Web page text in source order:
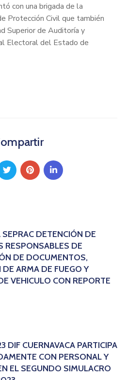
con una brigada de la
Protección Civil que también
Superior de Auditoría y
Electoral del Estado de
SEPRAC DETENCIÓN DE
RESPONSABLES DE
DE DOCUMENTOS,
ARMA DE FUEGO Y
VEHICULO CON REPORTE
DIF CUERNAVACA PARTICIPA
CON PERSONAL Y
EL SEGUNDO SIMULACRO